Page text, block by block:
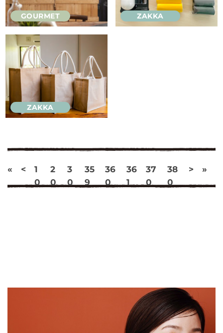
« <
1
0
2
0
3
0
35
9
36
0
36
1
37
0
38
0
> »